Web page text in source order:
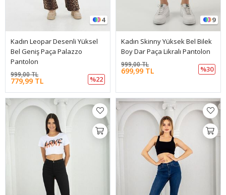
4
Kadın Leopar Desenli Yüksel
Bel Geniş Paça Palazzo
Pantolon
779,99 TL
999,00 TL
%22
9
Kadın Skinny Yüksek Bel Bilek
Boy Dar Paça Likralı Pantolon
699,99 TL
999,00 TL
%30